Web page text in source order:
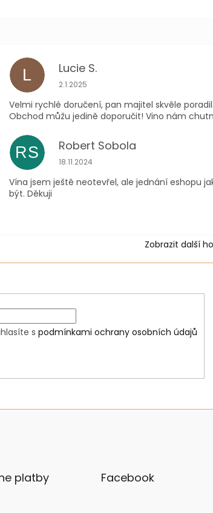
L Lucie S.
Hodnocení obchodu je 5 z 5
2.1.2025
Velmi rychlé doručení, pan majitel skvěle poradil.
Obchod můžu jedině doporučit! Vino nám
RS Robert Sobola
Hodnocení obchodu je 5 z 5
18.11.2024
Vína jsem ještě neotevřel, ale jednání eshopu
být. Děkuji
Zobrazit další
spodmínkami ochrany osobních údajů
platby Facebook